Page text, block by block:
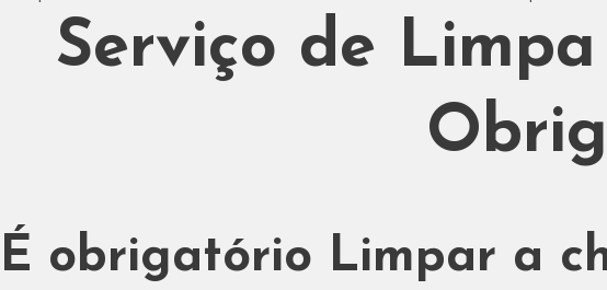
Serviço de
É obrigatório Limpar a